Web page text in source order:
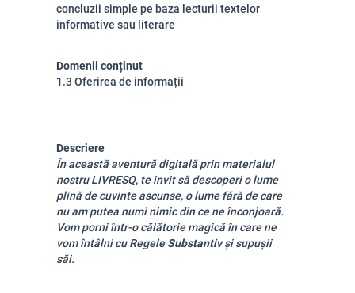
concluzii simple pe baza lecturii textelor
informative sau literare
Domenii conținut
1.3 Oferirea de informații
Descriere
În această aventură digitală prin materialul
nostru LIVRESQ, te invit să descoperi o lume
plină de cuvinte ascunse, o lume fără de care
nu am putea numi nimic din ce ne înconjoară.
Vom porni într-o călătorie magică în care ne
vom întâlni cu RegeleSubstantivși supușii
săi.